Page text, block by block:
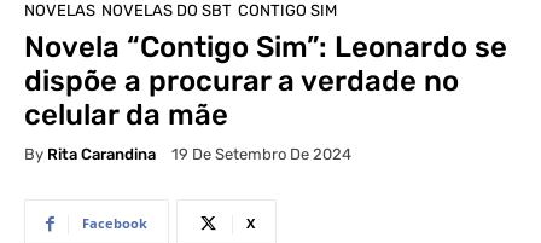
NOVELAS NOVELAS DO SBT CONTIGO SIM
Novela “Contigo Sim”: Leonardo se
dispõe a procurar a verdade no
celular da mãe
By Rita Carandina 19 De Setembro De 2024
Facebook X